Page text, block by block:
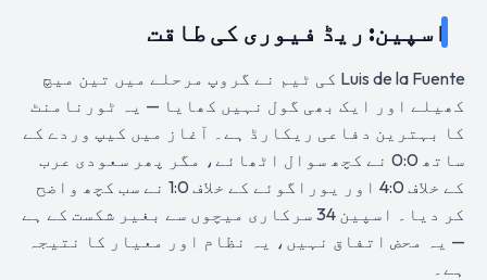
اسپین: ریڈ فیوری کی طاقت
Luis de la Fuente کی ٹیم نے گروپ مرحلے میں تین میچ
کھیلے اور ایک بھی گول نہیں کھایا — یہ ٹورنامنٹ
کا بہترین دفاعی ریکارڈ ہے۔ آغاز میں کیپ وردے کے
ساتھ 0:0 نے کچھ سوال اٹھائے، مگر پھر سعودی عرب
کے خلاف 4:0 اور یوراگوئے کے خلاف 1:0 نے سب کچھ واضح
کر دیا۔ اسپین 34 سرکاری میچوں سے بغیر شکست کے ہے
— یہ محض اتفاق نہیں، یہ نظام اور معیار کا نتیجہ
ہے۔